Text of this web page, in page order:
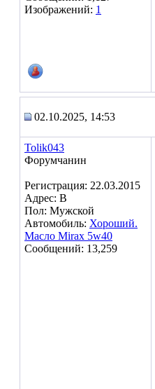
Изображений: 1
02.10.2025, 14:53
Tolik043
Форумчанин
Регистрация: 22.03.2015
Адрес: В
Пол: Мужской
Автомобиль: Хороший.
Масло Mirax 5w40
Сообщений: 13,259